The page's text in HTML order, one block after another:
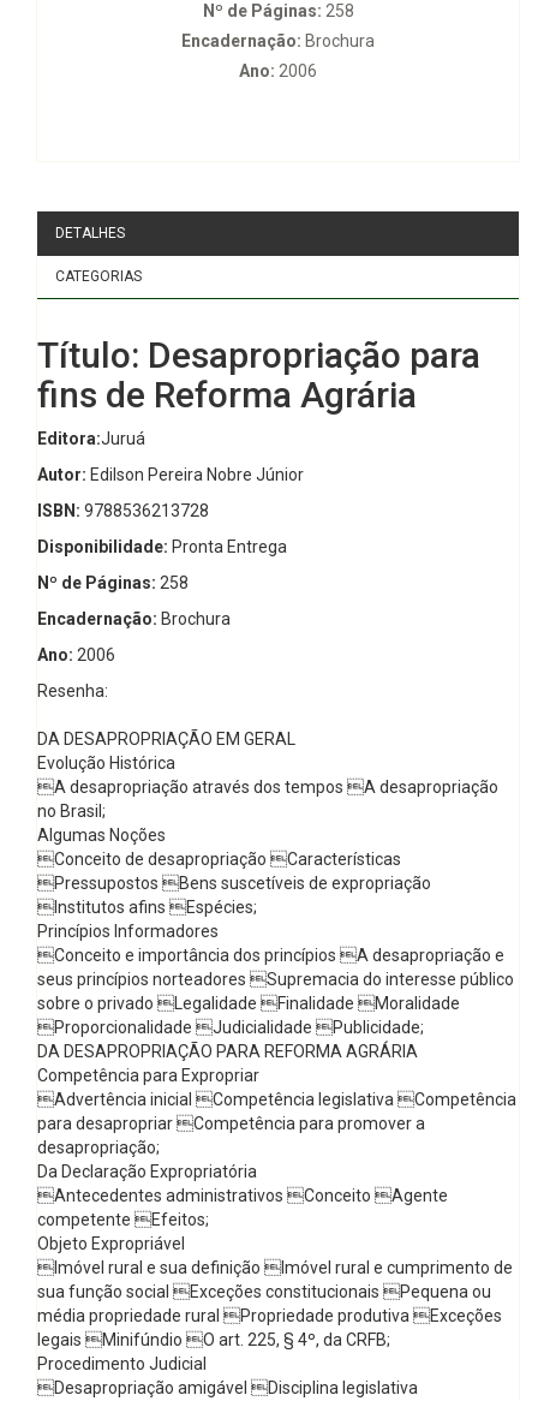
Nº de Páginas: 258
Encadernação: Brochura
Ano: 2006
DETALHES
CATEGORIAS
Título: Desapropriação para
fins de Reforma Agrária
Editora:Juruá
Autor: Edilson Pereira Nobre Júnior
ISBN: 9788536213728
Disponibilidade: Pronta Entrega
Nº de Páginas: 258
Encadernação: Brochura
Ano: 2006
Resenha:
DA DESAPROPRIAÇÃO EM GERAL
Evolução Histórica
A desapropriação através dos tempos A desapropriação
no Brasil;
Algumas Noções
Conceito de desapropriação Características
Pressupostos Bens suscetíveis de expropriação
Institutos afins Espécies;
Princípios Informadores
Conceito e importância dos princípios A desapropriação e
seus princípios norteadores Supremacia do interesse público
sobre o privado Legalidade Finalidade Moralidade
Proporcionalidade Judicialidade Publicidade;
DA DESAPROPRIAÇÃO PARA REFORMA AGRÁRIA
Competência para Expropriar
Advertência inicial Competência legislativa Competência
para desapropriar Competência para promover a
desapropriação;
Da Declaração Expropriatória
Antecedentes administrativos Conceito Agente
competente Efeitos;
Objeto Expropriável
Imóvel rural e sua definição Imóvel rural e cumprimento de
sua função social Exceções constitucionais Pequena ou
média propriedade rural Propriedade produtiva Exceções
legais Minifúndio O art. 225, § 4º, da CRFB;
Procedimento Judicial
Desapropriação amigável Disciplina legislativa